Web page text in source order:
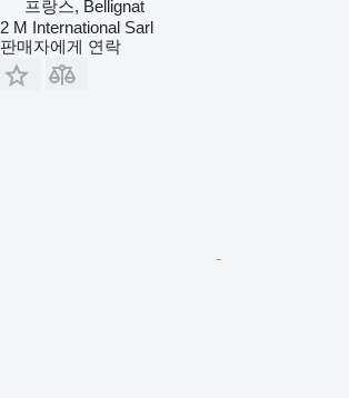
프랑스, Bellignat
2 M International Sarl
판매자에게 연락